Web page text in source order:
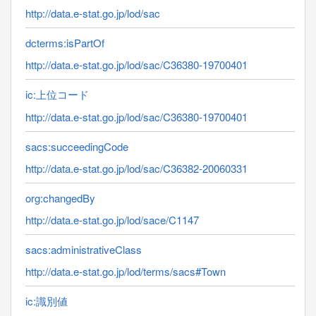
http://data.e-stat.go.jp/lod/sac
dcterms:isPartOf
http://data.e-stat.go.jp/lod/sac/C36380-19700401
ic:上位コード
http://data.e-stat.go.jp/lod/sac/C36380-19700401
sacs:succeedingCode
http://data.e-stat.go.jp/lod/sac/C36382-20060331
org:changedBy
http://data.e-stat.go.jp/lod/sace/C1147
sacs:administrativeClass
http://data.e-stat.go.jp/lod/terms/sacs#Town
ic:識別値